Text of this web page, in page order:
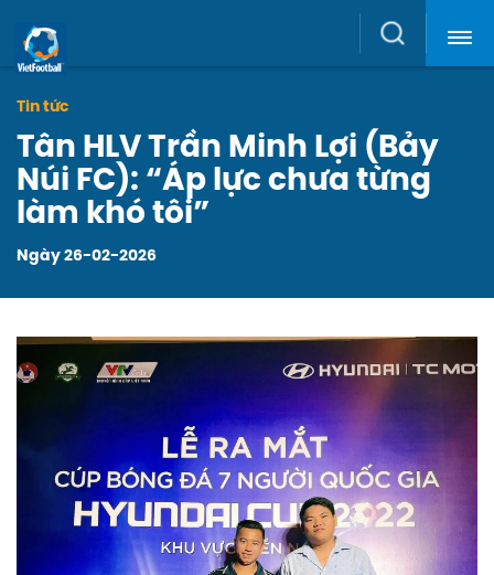
Search News,
Tin tức
Tân HLV Trần Minh Lợi (Bảy
Núi FC): “Áp lực chưa từng
làm khó tôi”
Ngày 26-02-2026